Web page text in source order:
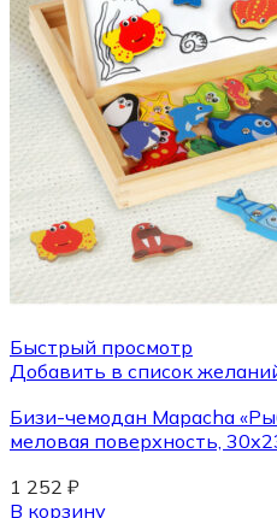
Быстрый просмотр
Добавить в список
Бизи-чемодан Mapacha
меловая поверхность,
1 252 ₽
В корзину